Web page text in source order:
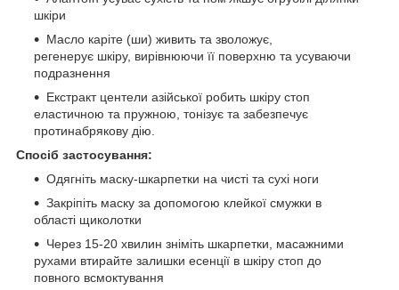
шкіри
Масло каріте (ши) живить та зволожує,
регенерує шкіру, вирівнюючи її поверхню та усуваючи
подразнення
Екстракт центели азійської робить шкіру стоп
еластичною та пружною, тонізує та забезпечує
протинабрякову дію.
Спосіб застосування:
Одягніть маску-шкарпетки на чисті та сухі ноги
Закріпіть маску за допомогою клейкої смужки в
області щиколотки
Через 15-20 хвилин зніміть шкарпетки, масажними
рухами втирайте залишки есенції в шкіру стоп до
повного всмоктування